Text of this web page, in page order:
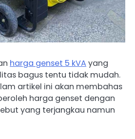
harga genset 5 kVAyang
bagus tentu tidak mudah.
artikel ini akan membahas
harga genset dengan
yang terjangkau namun